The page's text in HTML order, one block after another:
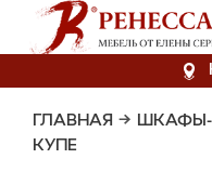
ГЛАВНАЯ → ШКАФЫ-
КУПЕ